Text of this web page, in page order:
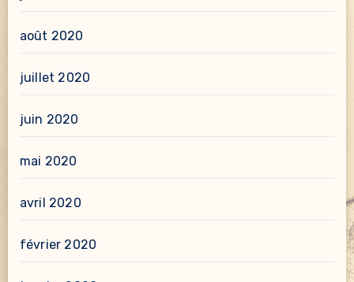
août 2020
juillet 2020
juin 2020
mai 2020
avril 2020
février 2020